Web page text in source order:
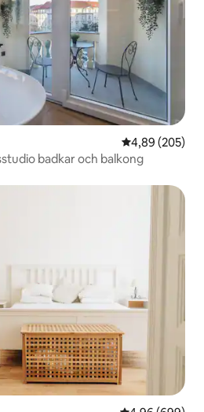
4,89 av 5 i
4,89 (205)
badkar och balkong